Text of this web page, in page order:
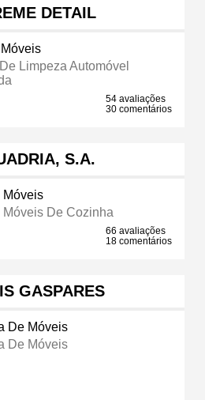
DETAIL
Limpeza Automóvel
54 avaliações
30 comentários
S.A.
Móveis
Móveis De Cozinha
66 avaliações
18 comentários
GASPARES
De Móveis
De Móveis